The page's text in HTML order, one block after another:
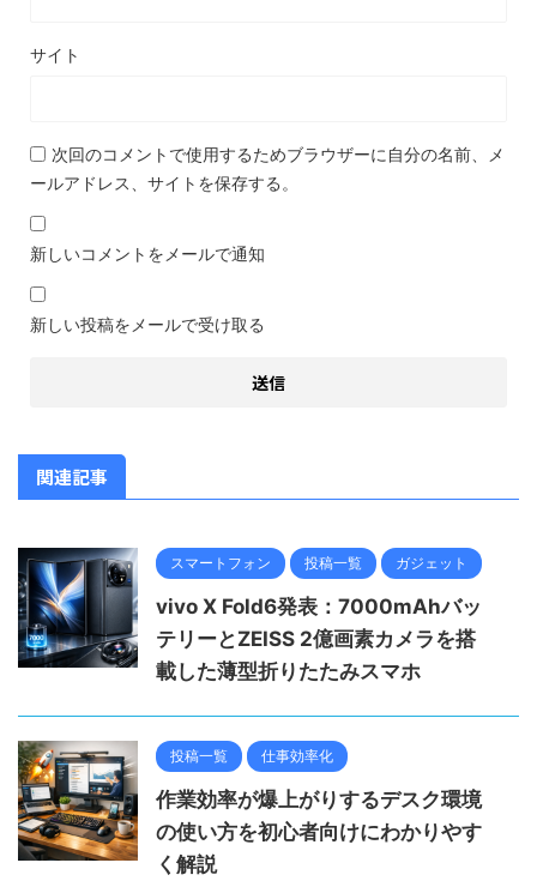
サイト
次回のコメントで使用するためブラウザーに自分の名前、メ
ールアドレス、サイトを保存する。
新しいコメントをメールで通知
新しい投稿をメールで受け取る
関連記事
スマートフォン 投稿一覧 ガジェット
vivo X Fold6発表：7000mAhバッ
テリーとZEISS 2億画素カメラを搭
載した薄型折りたたみスマホ
投稿一覧 仕事効率化
作業効率が爆上がりするデスク環境
の使い方を初心者向けにわかりやす
く解説